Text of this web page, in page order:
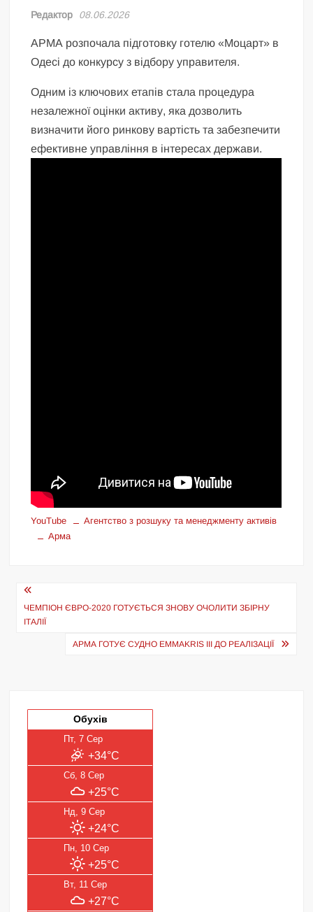
Редактор 08.06.2026
АРМА розпочала підготовку готелю «Моцарт» в
Одесі до конкурсу з відбору управителя.
Одним із ключових етапів стала процедура
незалежної оцінки активу, яка дозволить
визначити його ринкову вартість та забезпечити
ефективне управління в інтересах держави.
YouTube
Агентство з розшуку та менеджменту активів
Арма
Навігація
записів
ЧЕМПІОН ЄВРО-2020 ГОТУЄТЬСЯ ЗНОВУ ОЧОЛИТИ ЗБІРНУ
ІТАЛІЇ
АРМА ГОТУЄ СУДНО EMMAKRIS III ДО РЕАЛІЗАЦІЇ
Обухів
Пт, 7 Сер
+34°C
Сб, 8 Сер
+25°C
Нд, 9 Сер
+24°C
Пн, 10 Сер
+25°C
Вт, 11 Сер
+27°C